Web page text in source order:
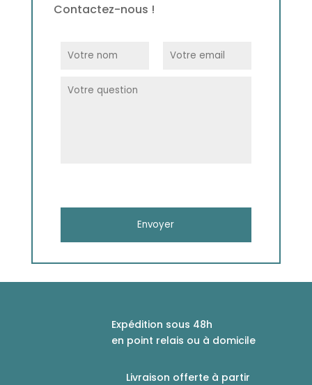
Contactez-nous !
Expédition sous 48h
en point relais ou à domicile
Livraison offerte à partir